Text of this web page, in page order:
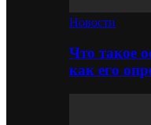
Новости
Что такое
как его